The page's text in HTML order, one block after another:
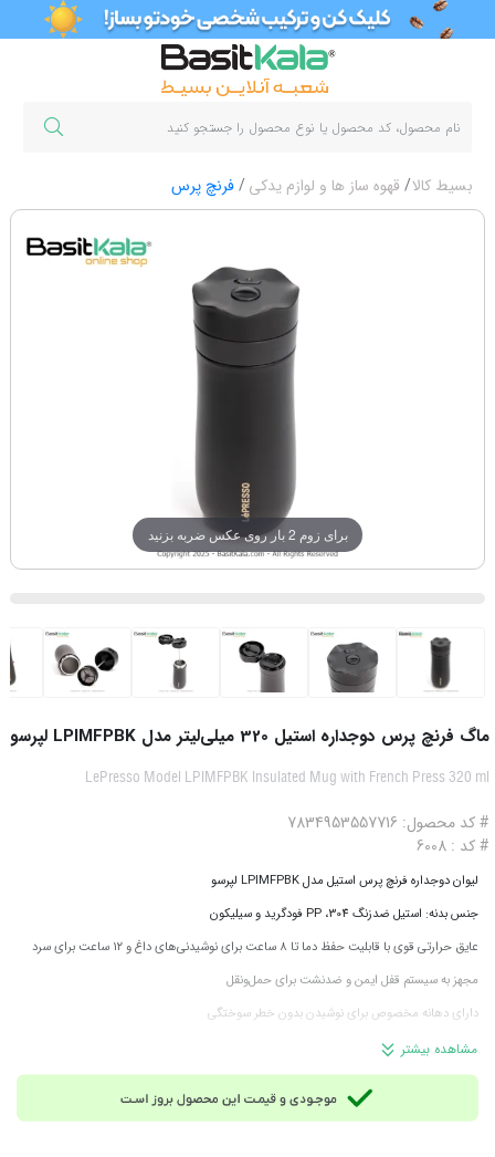
بسیط کالا قهوه ساز ها و لوازم یدکی فرنچ پرس
برای زوم 2 بار روی عکس ضربه بزنید
ماگ فرنچ پرس دوجداره استیل 320 میلی‌لیتر مدل LPIMFPBK لپرسو
LePresso Model LPIMFPBK Insulated Mug with French Press 320 ml
# کد محصول: 7834953557716
# کد : 6008
لیوان دوجداره فرنچ‌ پرس استیل مدل LPIMFPBK لپرسو
جنس بدنه: استیل ضدزنگ 304، PP فودگرید و سیلیکون
عایق حرارتی قوی با قابلیت حفظ دما تا ۸ ساعت برای نوشیدنی‌های داغ و ۱۲ ساعت برای سرد
مجهز به سیستم قفل ایمن و ضدنشت برای حمل‌ونقل
دارای دهانه مخصوص برای نوشیدن بدون خطر سوختگی
پایه سیلیکونی ضد لغزش و کاهش صدا
تمیزسازی آسان با فیلتر قابل شست‌وشو
وزن سبک و ساختار مقاوم با جزئیات دقیق
مشاهده بیشتر